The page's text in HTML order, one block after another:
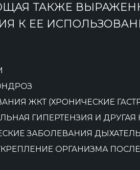
ЖКТ (ХРОНИЧЕСКИЕ
ГИПЕРТЕНЗИЯ И
ЗАБОЛЕВАНИЯ
ОРГАНИЗМА
ТАКЖЕ
К ЕЕ